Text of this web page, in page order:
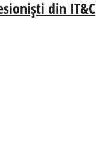
din IT&C